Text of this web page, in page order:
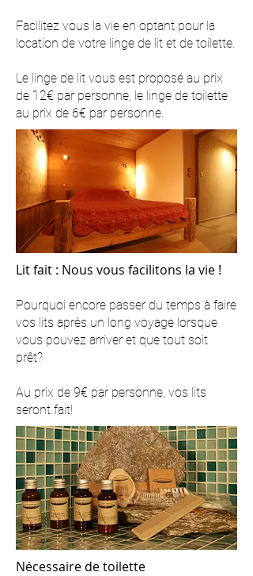
Facilitez vous la vie en optant pour la
location de votre linge de lit et de toilette.
Le linge de lit vous est proposé au prix
de 12€ par personne, le linge de toilette
au prix de 6€ par personne.
Lit fait : Nous vous facilitons la vie !
Pourquoi encore passer du temps à faire
vos lits après un long voyage lorsque
vous pouvez arriver et que tout soit
prêt?
Au prix de 9€ par personne, vos lits
seront fait!
Nécessaire de toilette